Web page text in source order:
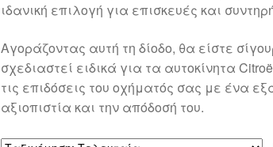
ιδανική επιλογή για επισκευές και
Αγοράζοντας αυτή τη δίοδο, θα είστε
σχεδιαστεί ειδικά για τα αυτοκίνητα
τις επιδόσεις του οχήματός σας με ένα
αξιοπιστία και την απόδοσή του.